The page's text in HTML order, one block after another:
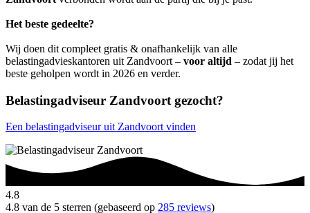
Het beste gedeelte?
Wij doen dit compleet gratis & onafhankelijk van alle
belastingadvieskantoren uit Zandvoort – voor altijd – zodat jij het
beste geholpen wordt in 2026 en verder.
Belastingadviseur Zandvoort gezocht?
Een belastingadviseur uit Zandvoort vinden
4.8
4.8 van de 5 sterren (gebaseerd op 285 reviews)